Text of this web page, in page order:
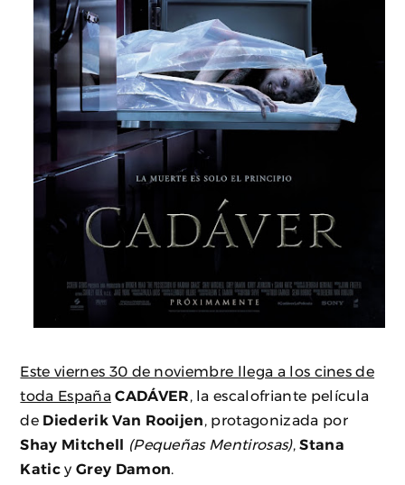
Este viernes 30 de noviembre llega a los cines de
toda España CADÁVER , la escalofriante película
de Diederik Van Rooijen
, protagonizada por
Shay Mitchell (Pequeñas Mentirosas), Stana
Katic y Grey Damon